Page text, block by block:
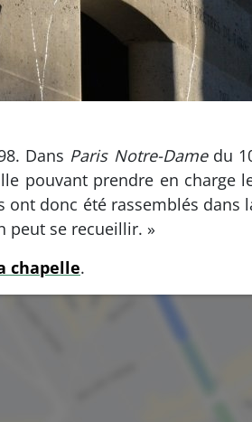
Dans Paris Notre-Damedu
pouvant prendre en charge
donc été rassemblés dans
peut se recueillir. »
chapelle.